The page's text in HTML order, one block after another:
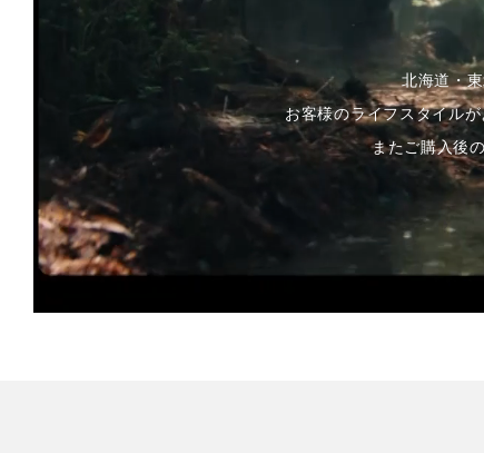
北海道・
お客様のライフスタイルが
またご購入後